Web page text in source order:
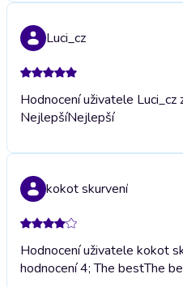
Luci_cz
Hodnocení uživatele
NejlepšíNejlepší
kokot skurvení
Hodnocení uživatele kokot
hodnocení 4; The bestThe